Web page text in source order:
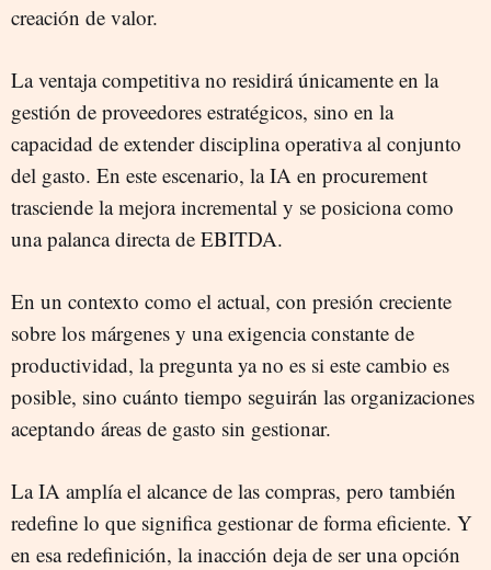
creación de valor.
La ventaja competitiva no residirá únicamente en la
gestión de proveedores estratégicos, sino en la
capacidad de extender disciplina operativa al conjunto
del gasto. En este escenario, la IA en procurement
trasciende la mejora incremental y se posiciona como
una palanca directa de EBITDA.
En un contexto como el actual, con presión creciente
sobre los márgenes y una exigencia constante de
productividad, la pregunta ya no es si este cambio es
posible, sino cuánto tiempo seguirán las organizaciones
aceptando áreas de gasto sin gestionar.
La IA amplía el alcance de las compras, pero también
redefine lo que significa gestionar de forma eficiente. Y
en esa redefinición, la inacción deja de ser una opción